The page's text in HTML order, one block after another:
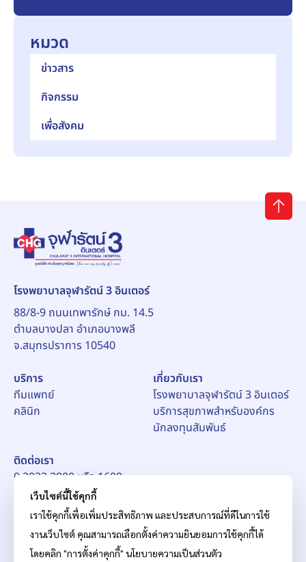
หมวด
ข่าวสาร
กิจกรรม
เพื่อสังคม
โรงพยาบาลจุฬารัตน์ 3 อินเตอร์
88/8-9 ถนนเทพารักษ์ กม. 14.5
ตำบลบางปลา อำเภอบางพลี
จ.สมุทรปราการ 10540
บริการ
ทีมแพทย์
คลินิก
เกี่ยวกับเรา
โรงพยาบาลจุฬารัตน์ 3 อินเตอร์
บริการสุขภาพสำหรับองค์กร
นักลงทุนสัมพันธ์
ติดต่อเรา
0 2033 2900 หรือ 1609
อีเมล์:pr_ch3@chularat.com
เว็บไซต์นี้ใช้คุกกี้
เราใช้คุกกี้เพื่อเพิ่มประสิทธิภาพ และประสบการณ์ที่ดีในการใช้
งานเว็บไซต์ คุณสามารถเลือกตั้งค่าความยินยอมการใช้คุกกี้ได้
โดยคลิก "การตั้งค่าคุกกี้" นโยบายความเป็นส่วนตัว